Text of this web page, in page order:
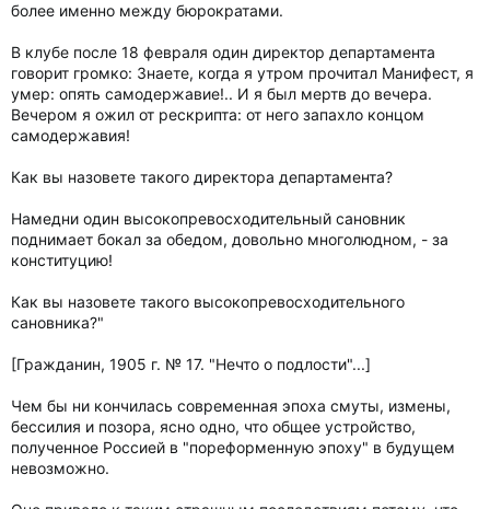
более именно между бюрократами.
В клубе после 18 февраля один директор департамента
говорит громко: Знаете, когда я утром прочитал Манифест, я
умер: опять самодержавие!.. И я был мертв до вечера.
Вечером я ожил от рескрипта: от него запахло концом
самодержавия!
Как вы назовете такого директора департамента?
Намедни один высокопревосходительный сановник
поднимает бокал за обедом, довольно многолюдном, - за
конституцию!
Как вы назовете такого высокопревосходительного
сановника?"
[Гражданин, 1905 г. № 17. "Нечто о подлости"...]
Чем бы ни кончилась современная эпоха смуты, измены,
бессилия и позора, ясно одно, что общее устройство,
полученное Россией в "пореформенную эпоху" в будущем
невозможно.